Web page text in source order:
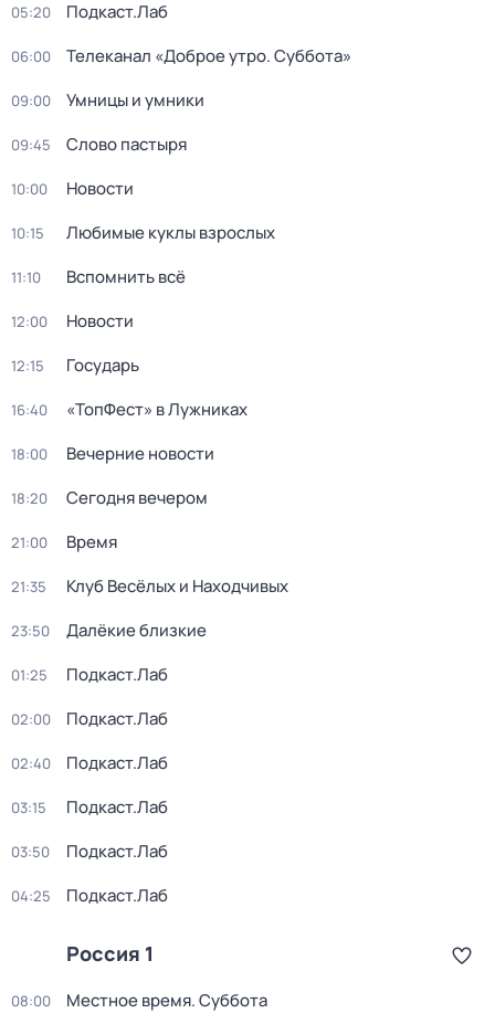
05:20 Подкаст.Лаб
06:00 Телеканал «Доброе утро. Суббота»
09:00 Умницы и умники
09:45 Слово пастыря
10:00 Новости
10:15 Любимые куклы взрослых
11:10 Вспомнить всё
12:00 Новости
12:15 Государь
16:40 «ТопФест» в Лужниках
18:00 Вечерние новости
18:20 Сегодня вечером
21:00 Время
21:35 Клуб Весёлых и Находчивых
23:50 Далёкие близкие
01:25 Подкаст.Лаб
02:00 Подкаст.Лаб
02:40 Подкаст.Лаб
03:15 Подкаст.Лаб
03:50 Подкаст.Лаб
04:25 Подкаст.Лаб
Россия 1
08:00 Местное время. Суббота